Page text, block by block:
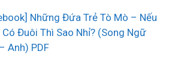
Những Đứa Trẻ Tò Mò – Nếu
Có Đuôi Thì Sao Nhỉ? (Song Ngữ
Anh) PDF